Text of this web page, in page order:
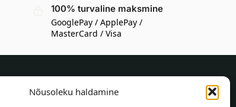
Nõusoleku haldamine
100% turvaline maksmine
GooglePay / ApplePay /
MasterCard / Visa
TEAVE OSTJALE